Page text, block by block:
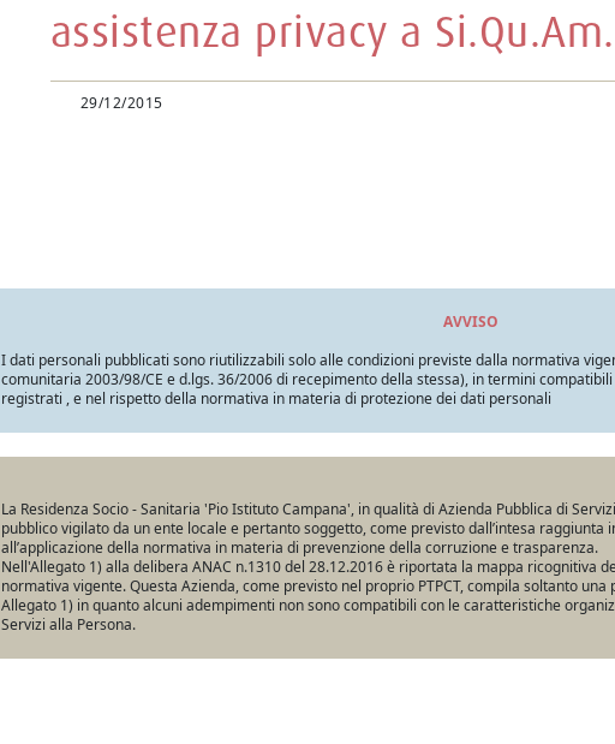
assistenza privacy a
29/12/2015
AVVISO
I dati personali pubblicati sono riutilizzabili solo alle condizioni previste dalla normativa
comunitaria 2003/98/CE e d.lgs. 36/2006 di recepimento della stessa), in termini
registrati , e nel rispetto della normativa in materia di protezione dei dati personali
La Residenza Socio - Sanitaria 'Pio Istituto Campana', in qualità di Azienda Pubblica di
pubblico vigilato da un ente locale e pertanto soggetto, come previsto dall’intesa raggiunta
all’applicazione della normativa in materia di prevenzione della corruzione e trasparenza.
Nell'Allegato 1) alla delibera ANAC n.1310 del 28.12.2016 è riportata la mappa ricognitiva
normativa vigente. Questa Azienda, come previsto nel proprio PTPCT, compila soltanto
Allegato 1) in quanto alcuni adempimenti non sono compatibili con le caratteristiche
Servizi alla Persona.